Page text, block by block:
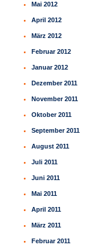
Mai 2012
April 2012
März 2012
Februar 2012
Januar 2012
Dezember 2011
November 2011
Oktober 2011
September 2011
August 2011
Juli 2011
Juni 2011
Mai 2011
April 2011
März 2011
Februar 2011